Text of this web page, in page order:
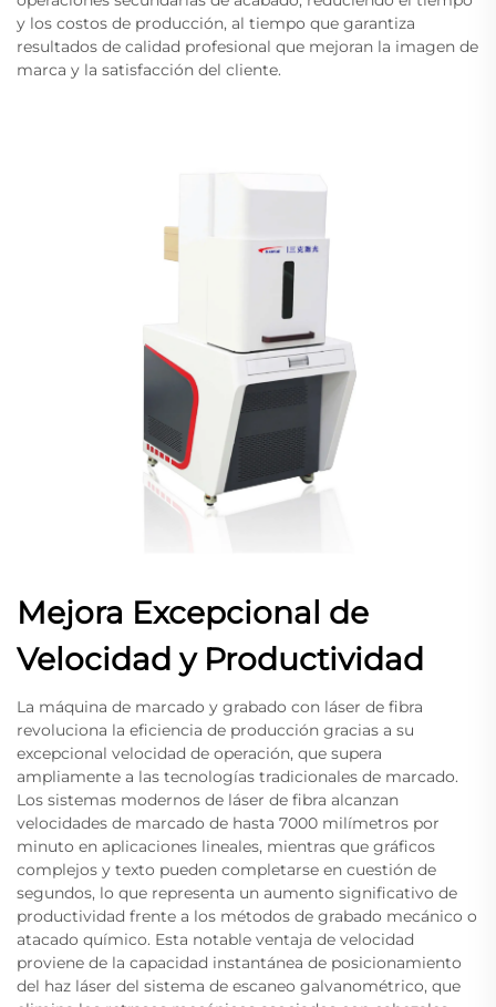
y los costos de producción, al tiempo que garantiza
resultados de calidad profesional que mejoran la imagen de
marca y la satisfacción del cliente.
Mejora Excepcional de
Velocidad y Productividad
La máquina de marcado y grabado con láser de fibra
revoluciona la eficiencia de producción gracias a su
excepcional velocidad de operación, que supera
ampliamente a las tecnologías tradicionales de marcado.
Los sistemas modernos de láser de fibra alcanzan
velocidades de marcado de hasta 7000 milímetros por
minuto en aplicaciones lineales, mientras que gráficos
complejos y texto pueden completarse en cuestión de
segundos, lo que representa un aumento significativo de
productividad frente a los métodos de grabado mecánico o
atacado químico. Esta notable ventaja de velocidad
proviene de la capacidad instantánea de posicionamiento
del haz láser del sistema de escaneo galvanométrico, que